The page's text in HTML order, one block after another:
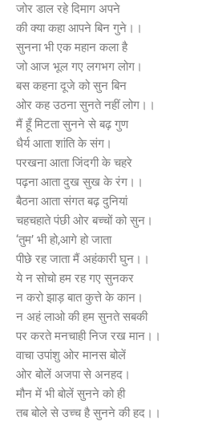
जोर डाल रहे दिमाग अपने
की क्या कहा आपने बिन गुने।।
सुनना भी एक महान कला है
जो आज भूल गए लगभग लोग।
बस कहना दूजे को सुन बिन
ओर कह उठना सुनते नहीं लोग।।
मैं हूँ मिटता सुनने से बढ़ गुण
धैर्य आता शांति के संग।
परखना आता जिंदगी के चहरे
पढ़ना आता दुख सुख के रंग।।
बैठना आता संगत बढ़ दुनियां
चहचहाते पंछी ओर बच्चों को सुन।
‘तुम’ भी हो,आगे हो जाता
पीछे रह जाता मैं अहंकारी घुन।।
ये न सोचो हम रह गए सुनकर
न करो झाड़ बात कुत्ते के कान।
न अहं लाओ की हम सुनते सबकी
पर करते मनचाही निज रख मान।।
वाचा उपांशु ओर मानस बोलें
ओर बोलें अजपा से अनहद।
मौन में भी बोलें सुनने को ही
तब बोले से उच्च है सुनने की हद।।